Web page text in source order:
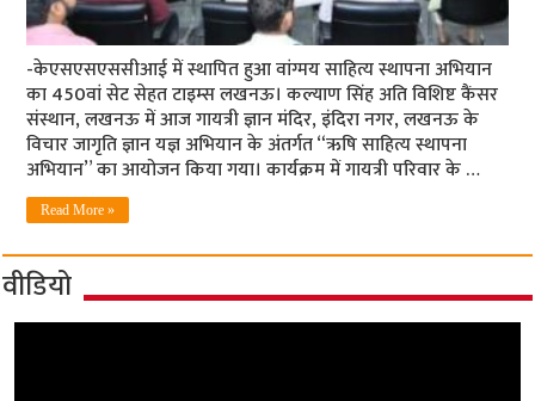
-केएसएसएससीआई में स्थापित हुआ वांग्मय साहित्य स्थापना अभियान
का 450वां सेट सेहत टाइम्स लखनऊ। कल्याण सिंह अति विशिष्ट कैंसर
संस्थान, लखनऊ में आज गायत्री ज्ञान मंदिर, इंदिरा नगर, लखनऊ के
विचार जागृति ज्ञान यज्ञ अभियान के अंतर्गत “ऋषि साहित्य स्थापना
अभियान” का आयोजन किया गया। कार्यक्रम में गायत्री परिवार के …
Read More »
वीडियो